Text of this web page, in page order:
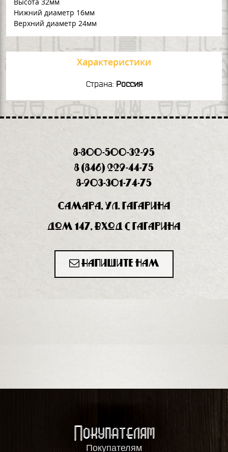
Нижний диаметр 16мм
Верхний диаметр 24мм
Характеристики
Страна: Россия
8-800-500-32-95
8 (846) 229-44-75
8-903-301-74-75
Самара, ул. Гагарина
дом 147, вход с Гагарина
Напишите нам
Покупателям
Покупателям